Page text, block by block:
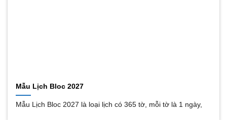
Mẫu Lịch Bloc 2027
Mẫu Lịch Bloc 2027 là loại lịch có 365 tờ, mỗi tờ là 1 ngày,